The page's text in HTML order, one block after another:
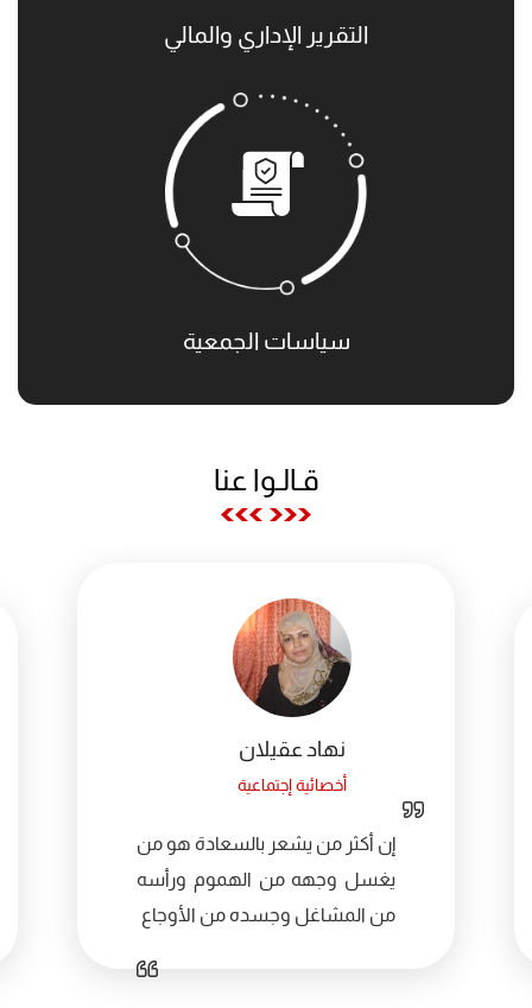
التقرير الإداري والمالي
سياسات الجمعية
قـالـوا عنا
نهاد عقيلان
أخصائية إجتماعية
إن أكثر من يشعر بالسعادة هو من
يغسل وجهه من الهموم ورأسه
من المشاغل وجسده من الأوجاع